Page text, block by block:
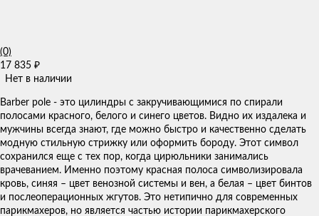
(0)
17 835 ₽
Нет в наличии
Barber pole - это цилиндры с закручивающимися по спирали
полосами красного, белого и синего цветов. Видно их издалека и
мужчины всегда знают, где можно быстро и качественно сделать
модную стильную стрижку или оформить бороду. Этот символ
сохранился еще с тех пор, когда цирюльники занимались
врачеванием. Именно поэтому красная полоса символизировала
кровь, синяя – цвет венозной системы и вен, а белая – цвет бинтов
и послеоперационных жгутов. Это нетипично для современных
парикмахеров, но является частью истории парикмахерского